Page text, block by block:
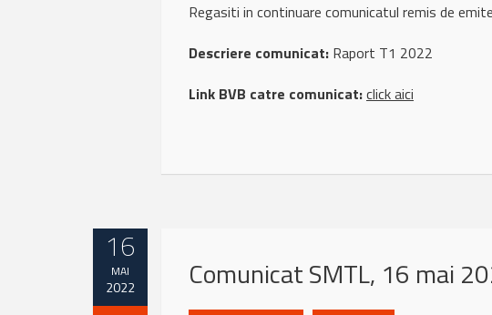
Regasiti in continuare comunicatul remis de
Descriere comunicat: Raport T1 2022
Link BVB catre comunicat:click aici
16
MAI
2022 Comunicat SMTL, 16 mai